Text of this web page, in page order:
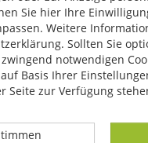
Sie hier Ihre
Weitere
Sollten Sie
notwendigen
Basis Ihrer
Seite zur Verfügung
-